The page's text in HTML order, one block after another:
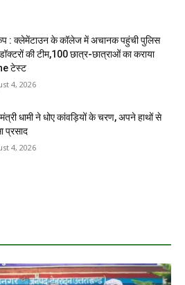
: क्लेमेंटाउन के कॉलेज में अचानक पहुंची पुलिस
की टीम,100 छात्र-छात्राओं का कराया
टेस्ट
4, 2026
धामी ने धोए कांवड़ियों के चरण, अपने हाथों से
प्रसाद
4, 2026